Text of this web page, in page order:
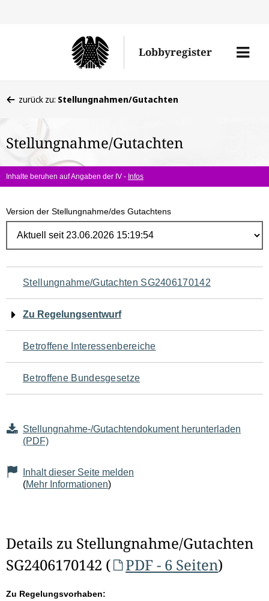
Lobbyregister
Menü
befinden
hier:
zurück zu: Stellungnahmen/Gutachten
Stellungnahme/Gutachten
Inhalte beruhen auf Angaben der IV - Infos
Version der Stellungnahme/des Gutachtens
Navigation
für
den
Seiteninhalt
Stellungnahme/Gutachten SG2406170142
Zu Regelungsentwurf
Betroffene Interessenbereiche
Betroffene Bundesgesetze
Stellungnahme-/Gutachtendokument herunterladen
(PDF)
Inhalt dieser Seite melden
(Mehr Informationen)
Details zu Stellungnahme/Gutachten
SG2406170142 (
PDF - 6 Seiten)
Zu Regelungsvorhaben: